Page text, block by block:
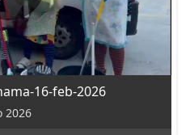
16-feb-2026
2026